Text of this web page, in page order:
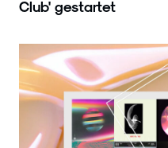
Club' gestartet